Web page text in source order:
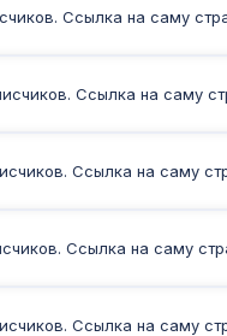
Ссылка на саму
Ссылка на саму
Ссылка на саму
Ссылка на саму
Ссылка на саму